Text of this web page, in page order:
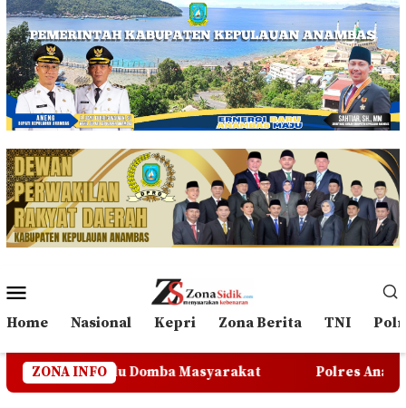
Loncat
ke
konten
Mobile
Home Nasional Kepri Zona Berita TNI
ZONA INFO
Masyarakat Polres Anambas Tegas dan